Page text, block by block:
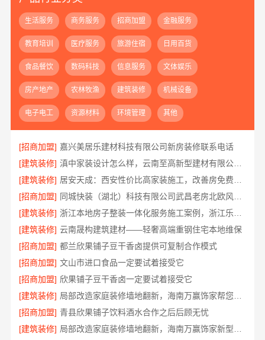
生活服务 商务服务 招商加盟 金融服务
教育培训 医疗服务 旅游住宿 日用百货
食品餐饮 数码科技 信息服务 文体娱乐
房产地产 农林牧渔 建筑装修 机械设备
电子电工 资源材料 环境管理 其他
[招商加盟] 嘉兴美居乐建材科技有限公司新房装修联系电话
[建筑装修]
滇中家装设计怎么样，云南至高新型建材有限公司口碑之选
[建筑装修]
[招商加盟]
[建筑装修]
[建筑装修] 云南晟构建筑建材——轻奢高端重钢住宅本地维保
[招商加盟] 都兰欣果铺子豆干香卤提供可复制合作模式
[招商加盟] 文山市进口食品一定要试着接受它
[招商加盟] 欣果铺子豆干香卤一定要试着接受它
[建筑装修]
[招商加盟] 青县欣果铺子饮料酒水合作之后后顾无忧
[建筑装修]